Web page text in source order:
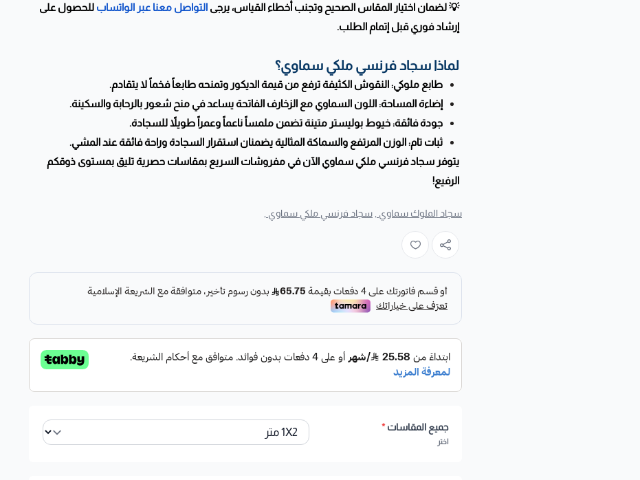
💡 لضمان اختيار المقاس الصحيح وتجنب أخطاء القياس، يرجى التواصل معنا عبر الواتساب للحصول على
إرشاد فوري قبل إتمام الطلب.
لماذا سجاد فرنسي ملكي سماوي؟
طابع ملوكي: النقوش الكثيفة ترفع من قيمة الديكور وتمنحه طابعاً فخماً لا يتقادم.
إضاءة المساحة: اللون السماوي مع الزخارف الفاتحة يساعد في منح شعور بالرحابة والسكينة.
جودة فائقة: خيوط بوليستر متينة تضمن ملمساً ناعماً وعمراً طويلاً للسجادة.
ثبات تام: الوزن المرتفع والسماكة المثالية يضمنان استقرار السجادة وراحة فائقة عند المشي.
يتوفر سجاد فرنسي ملكي سماوي الآن في مفروشات السريع بمقاسات حصرية تليق بمستوى ذوقكم
الرفيع!
سجاد الملوك سماوي , سجاد فرنسي ملكي سماوي ,
جميع المقاسات*
اختر